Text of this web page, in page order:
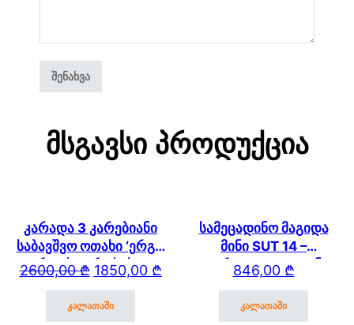
Მსგავსი Პროდუქცია
კარადა 3 კარებიანი
საბავშვო ოთახი ‘ერგო
ვარდისფერი სახლი’
2600,00₾ Original price was: 2600,00 ₾.
1850,00 ₾
Current price is: 1850,00 ₾.
კალათაში
სამეცადინო მაგიდა
მინი SUT 14 –
გვერდითა და უკანა
თაროთი
846,00 ₾
კალათაში